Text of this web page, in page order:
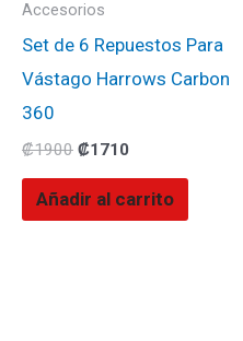
Accesorios
Set de 6 Repuestos Para
Vástago Harrows Carbon
360
₡1900 ₡1710
Añadir al carrito